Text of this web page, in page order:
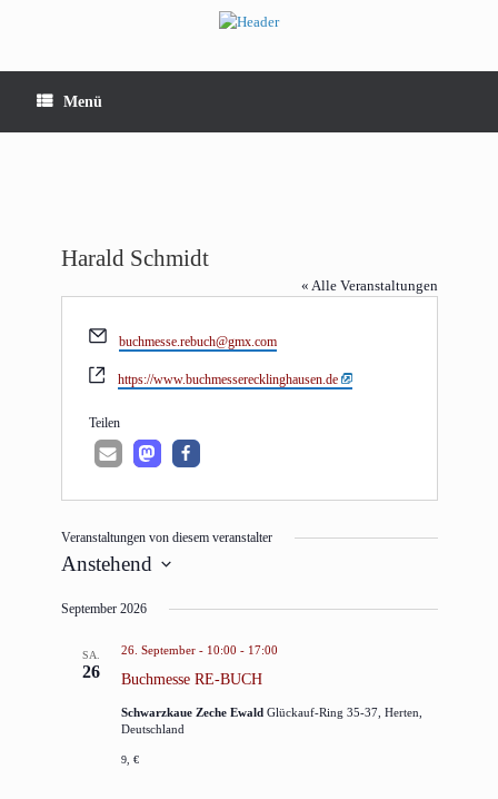
Menü
Harald Schmidt
« Alle Veranstaltungen
Email
buchmesse.rebuch@gmx.com
Webseite
https://www.buchmesserecklinghausen.de
Tei­len
Veranstaltungen von diesem veranstalter
Anstehend
wählen.
September 2026
SA.
26 Buchmesse RE-BUCH
26. September - 10:00 - 17:00
Schwarzkaue Zeche Ewald Glückauf-Ring 35-37, Herten,
Deutschland
9, €